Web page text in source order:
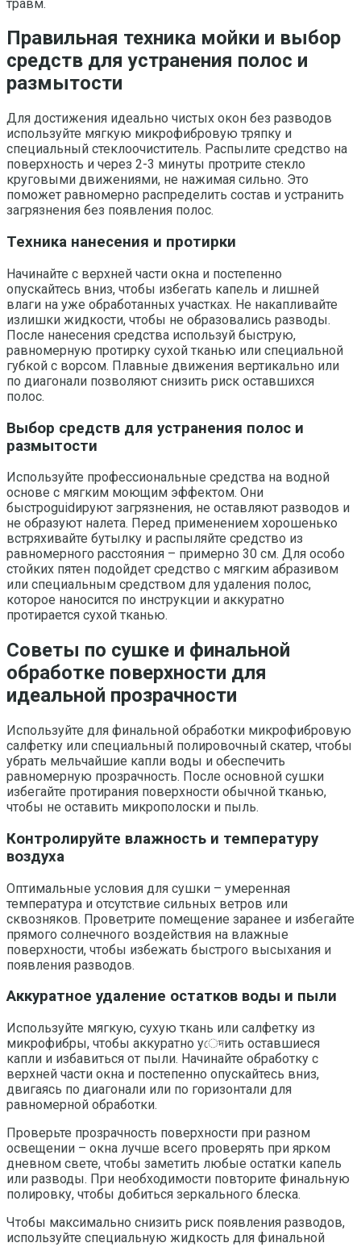
травм.
Правильная техника мойки и выбор
средств для устранения полос и
размытости
Для достижения идеально чистых окон без разводов
используйте мягкую микрофибровую тряпку и
специальный стеклоочиститель. Распылите средство на
поверхность и через 2-3 минуты протрите стекло
круговыми движениями, не нажимая сильно. Это
поможет равномерно распределить состав и устранить
загрязнения без появления полос.
Техника нанесения и протирки
Начинайте с верхней части окна и постепенно
опускайтесь вниз, чтобы избегать капель и лишней
влаги на уже обработанных участках. Не накапливайте
излишки жидкости, чтобы не образовались разводы.
После нанесения средства используй быструю,
равномерную протирку сухой тканью или специальной
губкой с ворсом. Плавные движения вертикально или
по диагонали позволяют снизить риск оставшихся
полос.
Выбор средств для устранения полос и
размытости
Используйте профессиональные средства на водной
основе с мягким моющим эффектом. Они
быстроguidируют загрязнения, не оставляют разводов и
не образуют налета. Перед применением хорошенько
встряхивайте бутылку и распыляйте средство из
равномерного расстояния – примерно 30 см. Для особо
стойких пятен подойдет средство с мягким абразивом
или специальным средством для удаления полос,
которое наносится по инструкции и аккуратно
протирается сухой тканью.
Советы по сушке и финальной
обработке поверхности для
идеальной прозрачности
Используйте для финальной обработки микрофибровую
салфетку или специальный полировочный скатер, чтобы
убрать мельчайшие капли воды и обеспечить
равномерную прозрачность. После основной сушки
избегайте протирания поверхности обычной тканью,
чтобы не оставить микрополоски и пыль.
Контролируйте влажность и температуру
воздуха
Оптимальные условия для сушки – умеренная
температура и отсутствие сильных ветров или
сквозняков. Проветрите помещение заранее и избегайте
прямого солнечного воздействия на влажные
поверхности, чтобы избежать быстрого высыхания и
появления разводов.
Аккуратное удаление остатков воды и пыли
Используйте мягкую, сухую ткань или салфетку из
микрофибры, чтобы аккуратно уেদить оставшиеся
капли и избавиться от пыли. Начинайте обработку с
верхней части окна и постепенно опускайтесь вниз,
двигаясь по диагонали или по горизонтали для
равномерной обработки.
Проверьте прозрачность поверхности при разном
освещении – окна лучше всего проверять при ярком
дневном свете, чтобы заметить любые остатки капель
или разводы. При необходимости повторите финальную
полировку, чтобы добиться зеркального блеска.
Чтобы максимально снизить риск появления разводов,
используйте специальную жидкость для финальной